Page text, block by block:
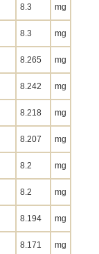
8.3 mg
8.3 mg
8.265 mg
8.242 mg
8.218 mg
8.207 mg
8.2 mg
8.2 mg
8.194 mg
8.171 mg